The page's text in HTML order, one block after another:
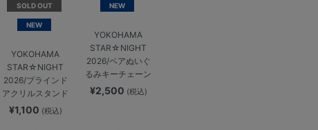
SOLD OUT
NEW
YOKOHAMA
STAR☆NIGHT
2026/ブラインド
アクリルスタンド
¥1,100 (税込)
NEW
YOKOHAMA
STAR☆NIGHT
2026/ベアぬいぐ
るみキーチェーン
¥2,500 (税込)